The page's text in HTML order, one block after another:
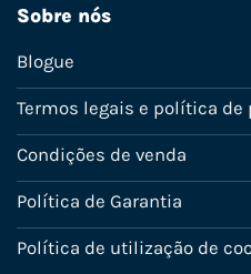
Sobre nós
Blogue
Termos legais e política de
Condições de venda
Política de Garantia
Política de utilização de